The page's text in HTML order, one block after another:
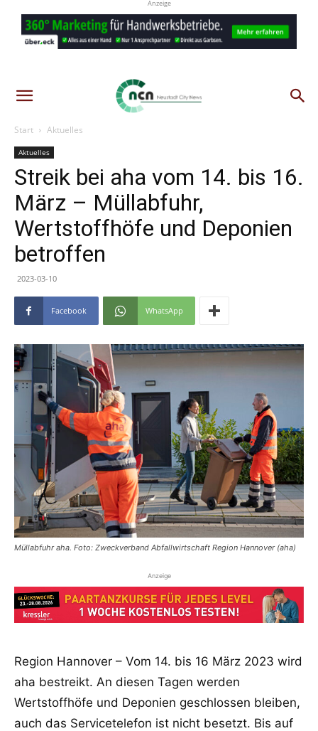
Anzeige
Start Aktuelles
Aktuelles
Streik bei aha vom 14. bis 16.
März – Müllabfuhr,
Wertstoffhöfe und Deponien
betroffen
2023-03-10
Facebook WhatsApp
Müllabfuhr aha. Foto: Zweckverband Abfallwirtschaft Region Hannover (aha)
Anzeige
Region Hannover – Vom 14. bis 16 März 2023 wird
aha bestreikt. An diesen Tagen werden
Wertstoffhöfe und Deponien geschlossen bleiben,
auch das Servicetelefon ist nicht besetzt. Bis auf